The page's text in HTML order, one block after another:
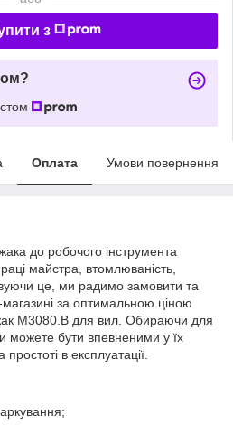
з
Оплата Умови повернення
до робочого інструмента
майстра, втомлюваність,
це, ми радимо замовити та
за оптимальною ціною
M3080.B для вил. Обираючи для
можете бути впевненими у їх
простоті в експлуатації.